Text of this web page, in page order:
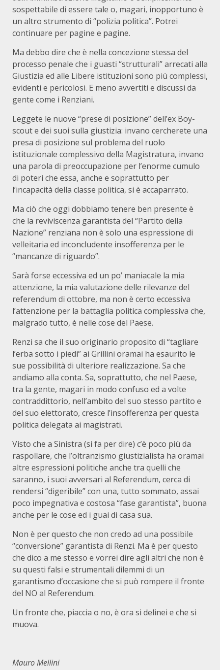
sospettabile di essere tale o, magari, inopportuno è
un altro strumento di “polizia politica”. Potrei
continuare per pagine e pagine.
Ma debbo dire che è nella concezione stessa del
processo penale che i guasti “strutturali” arrecati alla
Giustizia ed alle Libere istituzioni sono più complessi,
evidenti e pericolosi. E meno avvertiti e discussi da
gente come i Renziani.
Leggete le nuove “prese di posizione” dell’ex Boy-
scout e dei suoi sulla giustizia: invano cercherete una
presa di posizione sul problema del ruolo
istituzionale complessivo della Magistratura, invano
una parola di preoccupazione per l’enorme cumulo
di poteri che essa, anche e soprattutto per
l’incapacità della classe politica, si è accaparrato.
Ma ciò che oggi dobbiamo tenere ben presente è
che la reviviscenza garantista del “Partito della
Nazione” renziana non è solo una espressione di
velleitaria ed inconcludente insofferenza per le
“mancanze di riguardo”.
Sarà forse eccessiva ed un po’ maniacale la mia
attenzione, la mia valutazione delle rilevanze del
referendum di ottobre, ma non è certo eccessiva
l’attenzione per la battaglia politica complessiva che,
malgrado tutto, è nelle cose del Paese.
Renzi sa che il suo originario proposito di “tagliare
l’erba sotto i piedi” ai Grillini oramai ha esaurito le
sue possibilità di ulteriore realizzazione. Sa che
andiamo alla conta. Sa, soprattutto, che nel Paese,
tra la gente, magari in modo confuso ed a volte
contraddittorio, nell’ambito del suo stesso partito e
del suo elettorato, cresce l’insofferenza per questa
politica delegata ai magistrati.
Visto che a Sinistra (si fa per dire) c’è poco più da
raspollare, che l’oltranzismo giustizialista ha oramai
altre espressioni politiche anche tra quelli che
saranno, i suoi avversari al Referendum, cerca di
rendersi “digeribile” con una, tutto sommato, assai
poco impegnativa e costosa “fase garantista”, buona
anche per le cose ed i guai di casa sua.
Non è per questo che non credo ad una possibile
“conversione” garantista di Renzi. Ma è per questo
che dico a me stesso e vorrei dire agli altri che non è
su questi falsi e strumentali dilemmi di un
garantismo d’occasione che si può rompere il fronte
del NO al Referendum.
Un fronte che, piaccia o no, è ora si delinei e che si
muova.
Mauro Mellini